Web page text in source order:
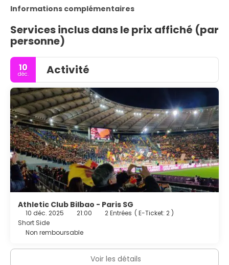
Informations complémentaires
Services inclus dans le prix affiché (par
personne)
10
déc. Activité
Athletic Club Bilbao - Paris SG
10 déc. 2025 21:00 2 Entrées ( E-Ticket: 2 )
Short Side
Non remboursable
Voir les détails